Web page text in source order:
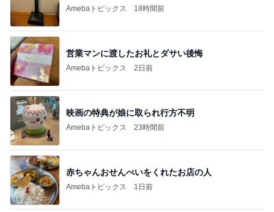
Amebaトピックス 18時間前
営業マンに渡したお礼とダサい後悔
Amebaトピックス 2日前
映画の特典が娘に取られ行方不明
Amebaトピックス 23時間前
赤ちゃんおせんべいをくれたお店の人
Amebaトピックス 1日前